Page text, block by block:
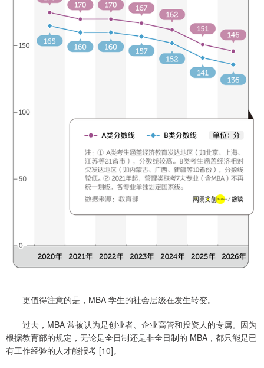
更值得注意的是，MBA 学生的社会层级在发生转变。
过去，MBA 常被认为是创业者、企业高管和投资人的专属。因为
根据教育部的规定，无论是全日制还是非全日制的 MBA，都只能是已
有工作经验的人才能报考 [10]。